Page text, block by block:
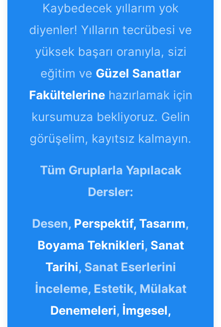
Kaybedecek yıllarım yok
diyenler! Yılların tecrübesi ve
yüksek başarı oranıyla, sizi
eğitim ve Güzel Sanatlar
Fakültelerinehazırlamak için
kursumuza bekliyoruz. Gelin
görüşelim, kayıtsız kalmayın.
Tüm Gruplarla Yapılacak
Dersler:
Desen, Perspektif, Tasarım,
Boyama Teknikleri, Sanat
Tarihi, Sanat Eserlerini
İnceleme, Estetik, Mülakat
Denemeleri, İmgesel,